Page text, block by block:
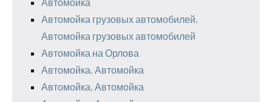
Автомойка грузовых автомобилей,
Автомойка грузовых автомобилей
Автомойка на Орлова
Автомойка, Автомойка
Автомойка, Автомойка